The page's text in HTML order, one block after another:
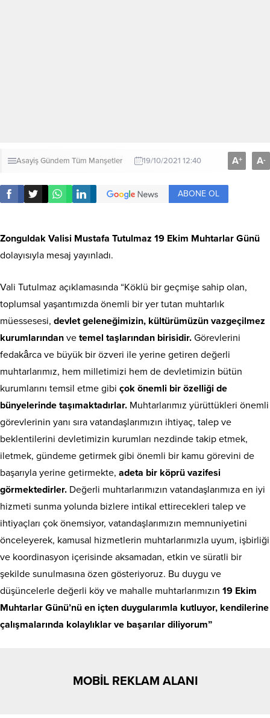
AsayişGündem Tüm Manşetler 19/10/2021 12:40 A+ A-
ABONE OL
Zonguldak Valisi Mustafa Tutulmaz 19 Ekim Muhtarlar Günü
dolayısıyla mesaj yayınladı.
Vali Tutulmaz açıklamasında “Köklü bir geçmişe sahip olan,
toplumsal yaşantımızda önemli bir yer tutan muhtarlık
müessesesi, devlet geleneğimizin, kültürümüzün vazgeçilmez
kurumlarından ve temel taşlarından birisidir. Görevlerini
fedakârca ve büyük bir özveri ile yerine getiren değerli
muhtarlarımız, hem milletimizi hem de devletimizin bütün
kurumlarını temsil etme gibi çok önemli bir özelliği de
bünyelerinde taşımaktadırlar. Muhtarlarımız yürüttükleri önemli
görevlerinin yanı sıra vatandaşlarımızın ihtiyaç, talep ve
beklentilerini devletimizin kurumları nezdinde takip etmek,
iletmek, gündeme getirmek gibi önemli bir kamu görevini de
başarıyla yerine getirmekte, adeta bir köprü vazifesi
görmektedirler. Değerli muhtarlarımızın vatandaşlarımıza en iyi
hizmeti sunma yolunda bizlere intikal ettirecekleri talep ve
ihtiyaçları çok önemsiyor, vatandaşlarımızın memnuniyetini
önceleyerek, kamusal hizmetlerin muhtarlarımızla uyum, işbirliği
ve koordinasyon içerisinde aksamadan, etkin ve süratli bir
şekilde sunulmasına özen gösteriyoruz. Bu duygu ve
düşüncelerle değerli köy ve mahalle muhtarlarımızın 19 Ekim
Muhtarlar Günü’nü en içten duygularımla kutluyor, kendilerine
çalışmalarında kolaylıklar ve başarılar diliyorum”
MOBİL REKLAM ALANI